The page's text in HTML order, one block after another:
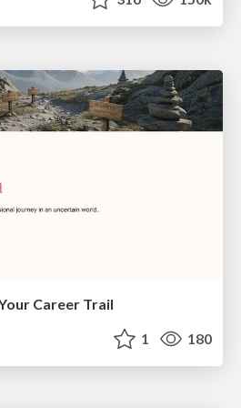
Career Trail
1 180